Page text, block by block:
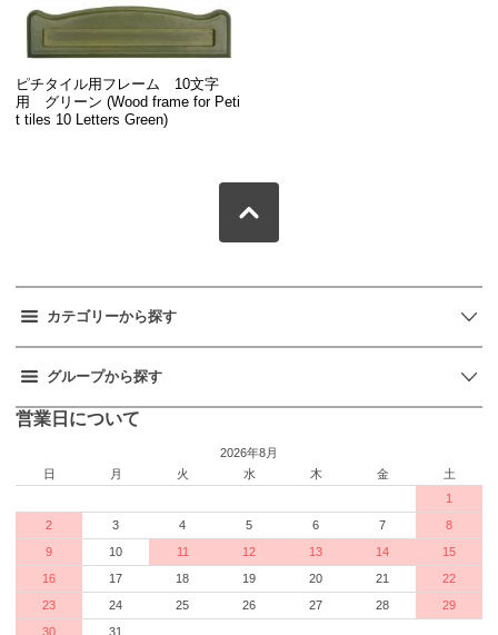
ピチタイル用フレーム 10文字
用 グリーン (Wood frame for Peti
t tiles 10 Letters Green)
カテゴリーから探す
グループから探す
営業日について
2026年8月
日
月 火 水 木 金
土
1
2
3 4 5 6 7
8
9
10 11 12 13 14
15
16
17 18 19 20 21
22
23
24 25 26 27 28
29
30
31